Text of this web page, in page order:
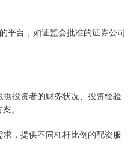
平台，如证监会批准的证券公司
投资者的财务状况、投资经验
。
，提供不同杠杆比例的配资服